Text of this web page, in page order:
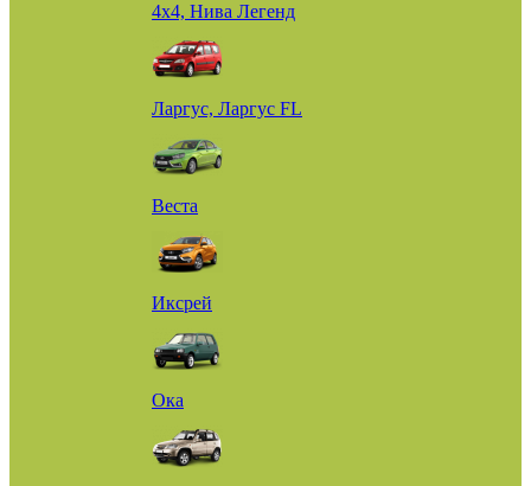
4х4, Нива Легенд
Ларгус, Ларгус FL
Веста
Иксрей
Ока